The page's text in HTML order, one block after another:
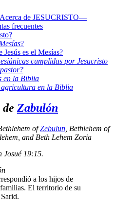
Acerca de JESUCRISTO—
frecuentes
?
Jesús es el Mesías?
cumplidas por Jesucristo
pastor?
en la Biblia
agricultura en la Biblia
Zabulón
ofZebulun Bethlehem of
, and Beth Lehem Zoria
Josué 19:15.
a los hijos de
El territorio de su